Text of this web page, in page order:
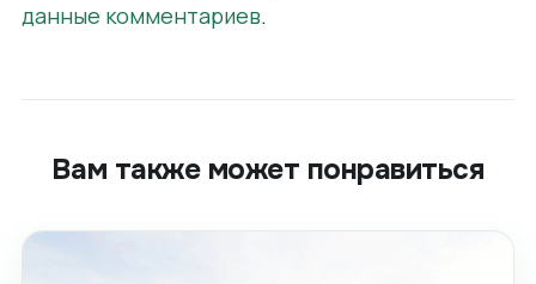
данные комментариев.
Вам также может понравиться